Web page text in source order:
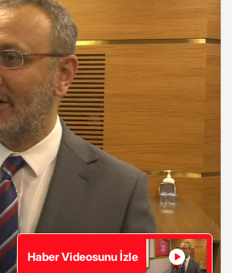
Haber Videosunu İzle